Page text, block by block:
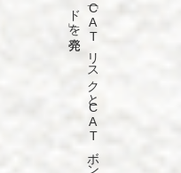
「C
A
T
リ
ス
ク
と
C
A
T
ボ
ン
ド
」を
発売